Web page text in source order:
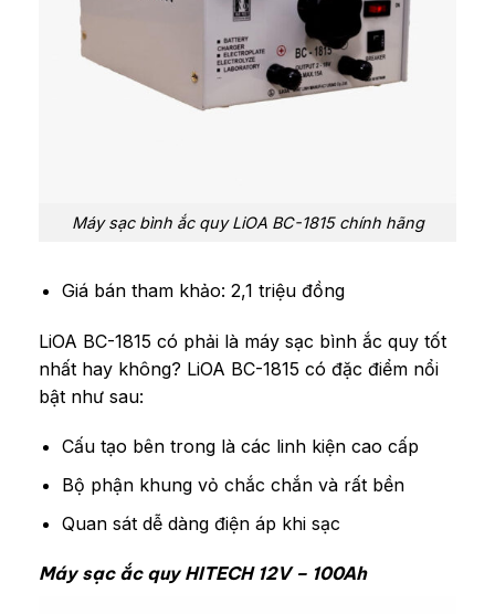
Máy sạc bình ắc quy LiOA BC-1815 chính hãng
Giá bán tham khảo: 2,1 triệu đồng
LiOA BC-1815 có phải là máy sạc bình ắc quy tốt
nhất hay không? LiOA BC-1815 có đặc điểm nổi
bật như sau:
Cấu tạo bên trong là các linh kiện cao cấp
Bộ phận khung vỏ chắc chắn và rất bền
Quan sát dễ dàng điện áp khi sạc
Máy sạc ắc quy HITECH 12V – 100Ah